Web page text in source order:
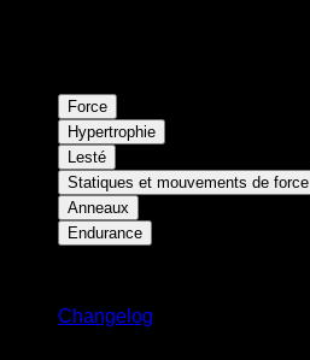
Force
Hypertrophie
Lesté
Statiques et mouvements de force
Anneaux
Endurance
Changelog